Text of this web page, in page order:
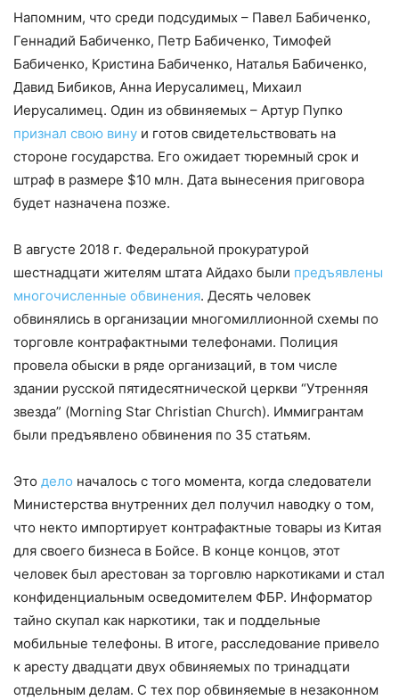
Напомним, что среди подсудимых – Павел Бабиченко,
Геннадий Бабиченко, Петр Бабиченко, Тимофей
Бабиченко, Кристина Бабиченко, Наталья Бабиченко,
Давид Бибиков, Анна Иерусалимец, Михаил
Иерусалимец. Один из обвиняемых – Артур Пупко
признал свою вину и готов свидетельствовать на
стороне государства. Его ожидает тюремный срок и
штраф в размере $10 млн. Дата вынесения приговора
будет назначена позже.
В августе 2018 г. Федеральной прокуратурой
шестнадцати жителям штата Айдахо были предъявлены
многочисленные обвинения. Десять человек
обвинялись в организации многомиллионной схемы по
торговле контрафактными телефонами. Полиция
провела обыски в ряде организаций, в том числе
здании русской пятидесятнической церкви “Утренняя
звезда” (Morning Star Christian Church). Иммигрантам
были предъявлено обвинения по 35 статьям.
Это дело началось с того момента, когда следователи
Министерства внутренних дел получил наводку о том,
что некто импортирует контрафактные товары из Китая
для своего бизнеса в Бойсе. В конце концов, этот
человек был арестован за торговлю наркотиками и стал
конфиденциальным осведомителем ФБР. Информатор
тайно скупал как наркотики, так и поддельные
мобильные телефоны. В итоге, расследование привело
к аресту двадцати двух обвиняемых по тринадцати
отдельным делам. С тех пор обвиняемые в незаконном